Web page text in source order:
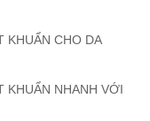
KHUẨN CHO DA
KHUẨN NHANH VỚI